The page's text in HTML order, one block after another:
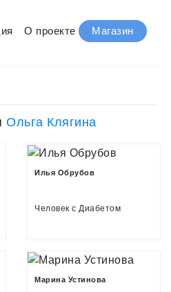
О проекте Магазин
Ольга Клягина
Илья Обрубов
Человек с Диабетом
Марина Устинова